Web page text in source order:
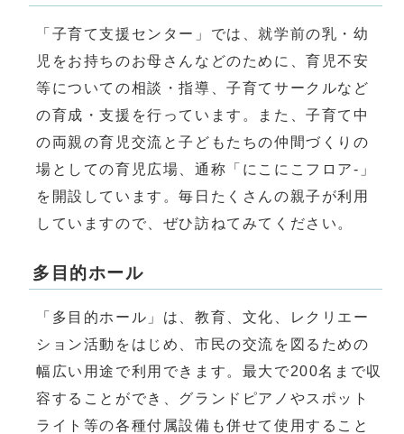
「子育て支援センター」では、就学前の乳・幼
児をお持ちのお母さんなどのために、育児不安
等についての相談・指導、子育てサークルなど
の育成・支援を行っています。また、子育て中
の両親の育児交流と子どもたちの仲間づくりの
場としての育児広場、通称「にこにこフロア-」
を開設しています。毎日たくさんの親子が利用
していますので、ぜひ訪ねてみてください。
多目的ホール
「多目的ホール」は、教育、文化、レクリエー
ション活動をはじめ、市民の交流を図るための
幅広い用途で利用できます。最大で200名まで収
容することができ、グランドピアノやスポット
ライト等の各種付属設備も併せて使用すること